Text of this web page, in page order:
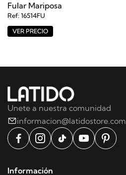
Fular Mariposa
Ref: 16514FU
VER PRECIO
Unete a nuestra comunidad
informacion@latidostore.com
Información